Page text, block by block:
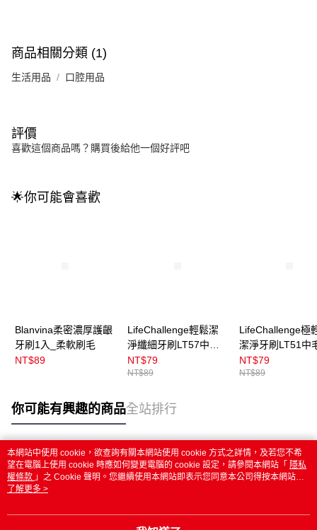
商品相關分類 (1)
生活用品 口腔用品
評價
喜歡這個商品嗎？購買後給他一個好評吧
🌟你可能會喜歡
Blanvina柔密濃厚護齦
牙刷1入_柔軟刷毛
NT$89
LifeChallenge輕鬆潔
淨纖細牙刷LT57中軟
毛1入
NT$79
NT$89
LifeChallenge極
潔淨牙刷LT51中
NT$79
NT$89
你可能有興趣的商品全站排行
熱門標籤
本網站中使用 cookie，欲查詢有關本網站使用 cookie 方式之詳情，及若您不希
望在電腦上使用 cookie 時應如何變更電腦的 cookie 設定，請參閱本網站「 隱私
權條款 」之 Cookie 聲明。您繼續使用本網站即表示您同意本公司得按本網站使
用條款之 Cookie 聲明使用 cookie。
了解更多 >